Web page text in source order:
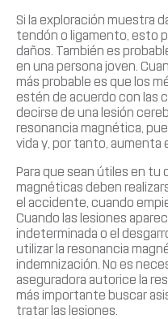
Si la exploración muestra
tendón o ligamento, esto
daños. También es
en una persona joven.
más probable es que los
estén de acuerdo con las
decirse de una lesión
resonancia magnética,
vida y, por tanto, aumenta
Para que sean útiles en tu
magnéticas deben
el accidente, cuando
Cuando las lesiones
indeterminada o el
utilizar la resonancia
indemnización. No es
aseguradora autorice la
más importante buscar
tratar las lesiones.